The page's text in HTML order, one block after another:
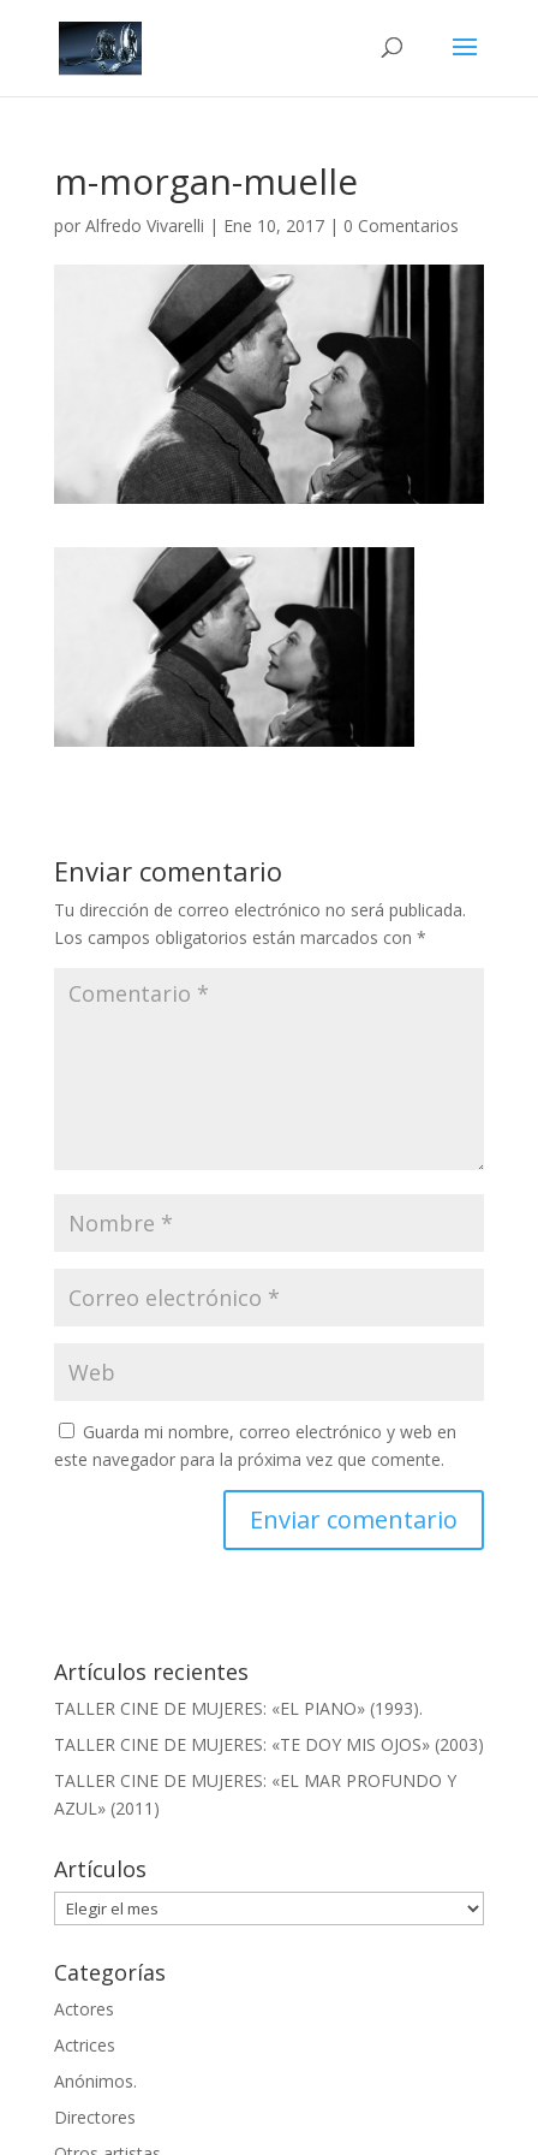
m-morgan-muelle
por Alfredo Vivarelli | Ene 10, 2017| 0 Comentarios
Enviar comentario
Tu dirección de correo electrónico no será publicada.
Los campos obligatorios están marcados con *
Guarda mi nombre, correo electrónico y web en
este navegador para la próxima vez que comente.
Artículos recientes
TALLER CINE DE MUJERES: «EL PIANO» (1993).
TALLER CINE DE MUJERES: «TE DOY MIS OJOS» (2003)
TALLER CINE DE MUJERES: «EL MAR PROFUNDO Y
AZUL» (2011)
Artículos
Artículos
Categorías
Actores
Actrices
Anónimos.
Directores